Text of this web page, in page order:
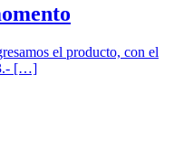
el producto, con el
3.- […]